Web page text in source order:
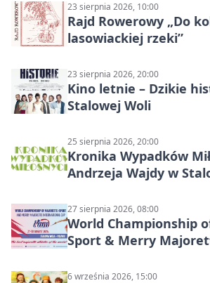
23 sierpnia 2026, 10:00
Rajd Rowerowy „Do
lasowiackiej rzeki”
23 sierpnia 2026, 20:00
Kino letnie – Dzikie
Stalowej Woli
25 sierpnia 2026, 20:00
Kronika Wypadków
Andrzeja Wajdy w
27 sierpnia 2026, 08:00
World Championship
Sport & Merry
Woli
6 września 2026, 15:00